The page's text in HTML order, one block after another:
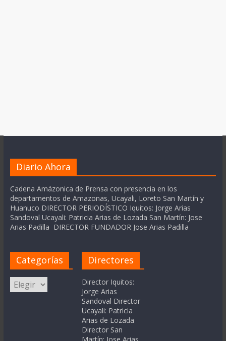
Diario Ahora
Cadena Amázonica de Prensa con presencia en los
departamentos de Amazonas, Ucayali, Loreto San Martín y
Huanuco DIRECTOR PERIODÍSTICO Iquitos: Jorge Arias
Sandoval Ucayali: Patricia Arias de Lozada San Martín: Jose
Arias Padilla DIRECTOR FUNDADOR Jose Arias Padilla
Categorías
Categorías
Directores
Director Iquitos:
Jorge Arias
Sandoval Director
Ucayali: Patricia
Arias de Lozada
Director San
Martín: Jose Arias